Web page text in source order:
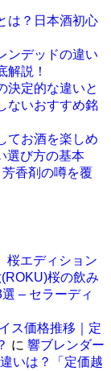
は？日本酒初心
ンデッドの違い
解説！
決定的な違いと
ないおすすめ銘
てお酒を楽しめ
選び方の基本
香剤の噂を覆
桜エディション
桜の飲み
– セラーディ
ス価格推移｜定
に 響ブレンダー
いは？「定価越